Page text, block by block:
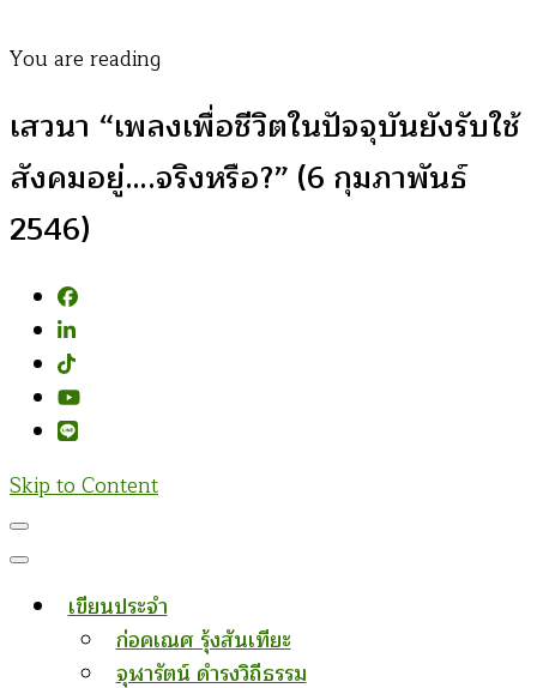
You are reading
เสวนา “เพลงเพื่อชีวิตในปัจจุบันยังรับใช้
สังคมอยู่….จริงหรือ?” (6 กุมภาพันธ์
2546)
Skip to Content
เขียนประจำ
ก่อคเณศ รุ้งสันเทียะ
จุฬารัตน์ ดำรงวิถีธรรม